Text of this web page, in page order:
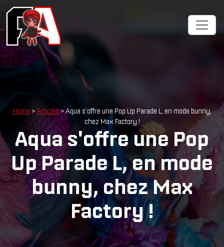
Home > Articles> Aqua s'offre une Pop Up Parade L, en mode bunny,
chez Max Factory !
Aqua s'offre une Pop
Up Parade L, en mode
bunny, chez Max
Factory !